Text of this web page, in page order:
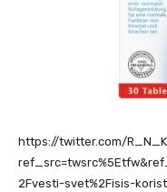
https://twitter.com/
2Fvesti-svet%2Fisis-